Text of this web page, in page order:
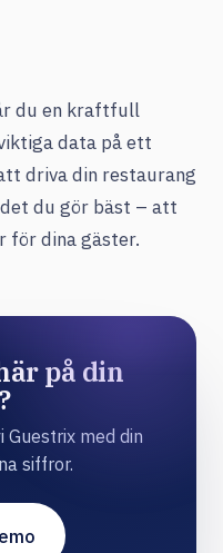
du en kraftfull
data på ett
driva din restaurang
du gör bäst – att
för dina gäster.
på din
Guestrix med din
siffror.